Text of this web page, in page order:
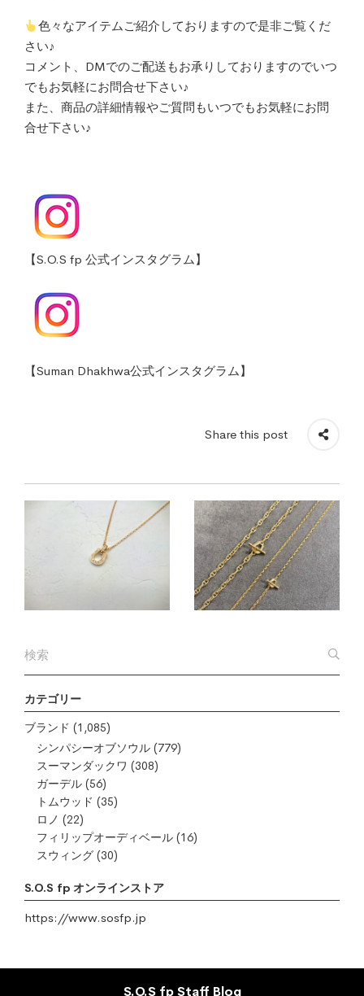
カテゴリー
ブランド (1,085)
シンパシーオブソウル (779)
スーマンダックワ (308)
ガーデル (56)
トムウッド (35)
ロノ (22)
フィリップオーディベール (16)
スウィング (30)
S.O.S fp オンラインストア
https://www.sosfp.jp
色々なアイテムご紹介しておりますので是非ご覧くだ
さい♪
コメント、DMでのご配送もお承りしておりますのでいつ
でもお気軽にお問合せ下さい♪
また、商品の詳細情報やご質問もいつでもお気軽にお問
合せ下さい♪
【S.O.S fp 公式インスタグラム】
【Suman Dhakhwa公式インスタグラム】
Share this post
S.O.S fp Staff Blog